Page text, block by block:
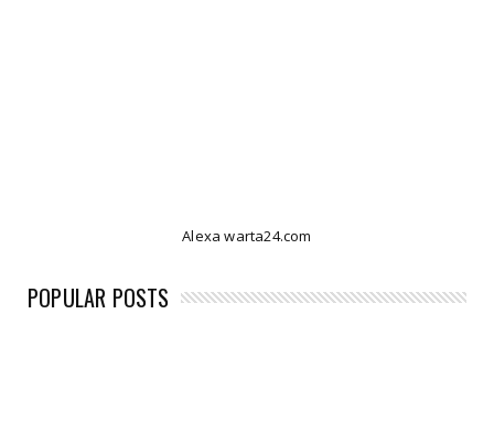
Alexa warta24.com
POPULAR POSTS